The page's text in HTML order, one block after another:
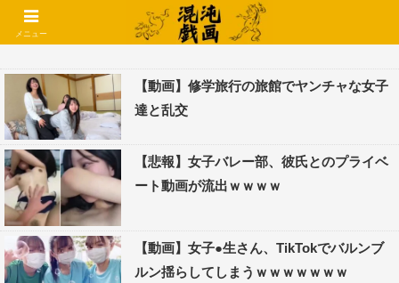
コメントでコテハン使えるようになりました🌱
【動画】修学旅行の旅館でヤンチャな女子
達と乱交
【悲報】女子バレー部、彼氏とのプライベ
ート動画が流出ｗｗｗｗ
【動画】女子●生さん、TikTokでバルンブ
ルン揺らしてしまうｗｗｗｗｗｗｗ
メニュー